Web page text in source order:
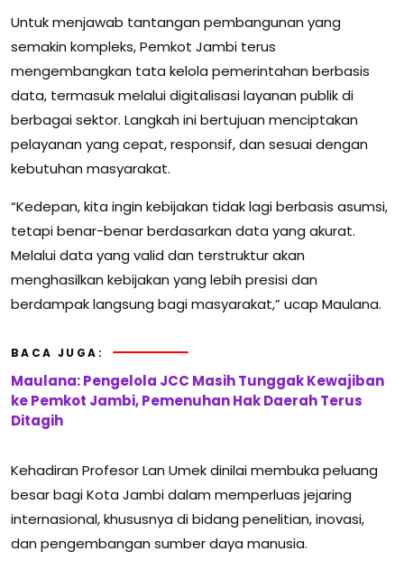
Untuk menjawab tantangan pembangunan yang
semakin kompleks, Pemkot Jambi terus
mengembangkan tata kelola pemerintahan berbasis
data, termasuk melalui digitalisasi layanan publik di
berbagai sektor. Langkah ini bertujuan menciptakan
pelayanan yang cepat, responsif, dan sesuai dengan
kebutuhan masyarakat.
“Kedepan, kita ingin kebijakan tidak lagi berbasis asumsi,
tetapi benar-benar berdasarkan data yang akurat.
Melalui data yang valid dan terstruktur akan
menghasilkan kebijakan yang lebih presisi dan
berdampak langsung bagi masyarakat,” ucap Maulana.
BACA JUGA:
Maulana: Pengelola JCC Masih Tunggak Kewajiban
ke Pemkot Jambi, Pemenuhan Hak Daerah Terus
Ditagih
Kehadiran Profesor Lan Umek dinilai membuka peluang
besar bagi Kota Jambi dalam memperluas jejaring
internasional, khususnya di bidang penelitian, inovasi,
dan pengembangan sumber daya manusia.